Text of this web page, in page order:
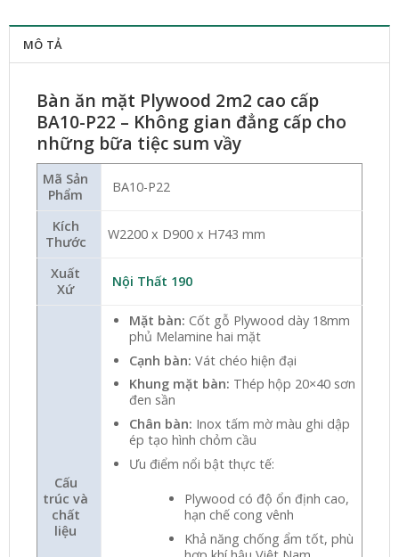
MÔ TẢ
Bàn ăn mặt Plywood 2m2 cao cấp
BA10-P22 – Không gian đẳng cấp cho
những bữa tiệc sum vầy
Mã Sản
Phẩm
BA10-P22
Kích
Thước
W2200 x D900 x H743 mm
Xuất
Xứ
Nội Thất 190
Cấu
trúc và
chất
liệu
Mặt bàn: Cốt gỗ Plywood dày 18mm
phủ Melamine hai mặt
Cạnh bàn: Vát chéo hiện đại
Khung mặt bàn: Thép hộp 20×40 sơn
đen sần
Chân bàn: Inox tấm mờ màu ghi dập
ép tạo hình chỏm cầu
Ưu điểm nổi bật thực tế:
Plywood có độ ổn định cao,
hạn chế cong vênh
Khả năng chống ẩm tốt, phù